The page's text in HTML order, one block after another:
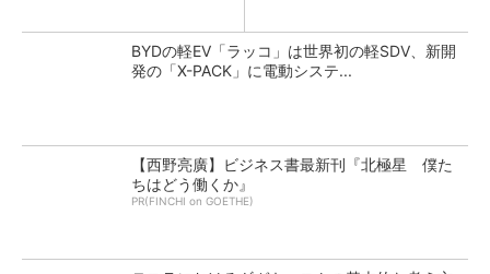
BYDの軽EV「ラッコ」は世界初の軽SDV、新開
発の「X-PACK」に電動システ...
【西野亮廣】ビジネス書最新刊『北極星 僕た
ちはどう働くか』
PR(FINCHI on GOETHE)